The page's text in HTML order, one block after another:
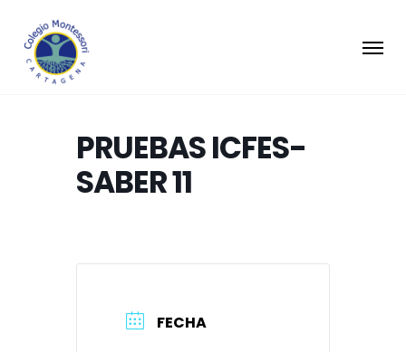
PRUEBAS ICFES-
SABER 11
FECHA